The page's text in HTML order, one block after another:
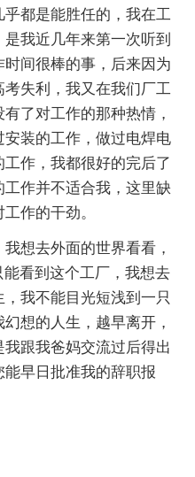
都是能胜任的，我在工
我近几年来第一次听到
间很棒的事，后来因为
失利，我又在我们厂工
了对工作的那种热情，
装的工作，做过电焊电
作，我都很好的完后了
作并不适合我，这里缺
作的干劲。
想去外面的世界看看，
看到这个工厂，我想去
我不能目光短浅到一只
想的人生，越早离开，
跟我爸妈交流过后得出
早日批准我的辞职报